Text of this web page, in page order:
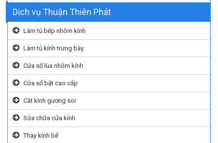
Dịch vụ Thuận Thiên Phát
Làm tủ bếp nhôm kính
Làm tủ kính trưng bày
Cửa sổ lùa nhôm kính
Cửa sổ bật cao cấp
Cắt kính gương soi
Sửa chữa cửa kính
Thay kính bể